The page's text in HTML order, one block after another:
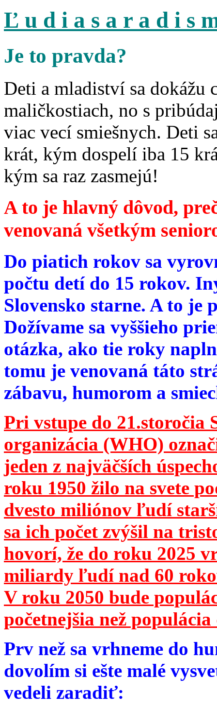
Ľ u d i a s a r a d i s
Je to pravda?
Deti a mladiství sa dokážu
maličkostiach, no s
viac vecí smiešnych. Deti
krát, kým dospelí iba 15
kým sa raz zasmejú!
A to je hlavný dôvod,
venovaná všetkým
Do piatich rokov sa
počtu detí do 15 rokov.
Slovensko starne. A to je
Dožívame sa vyššieho
otázka, ako tie roky
tomu je venovaná táto
zábavu, humorom a
Pri vstupe do 21.storočia
organizácia (WHO)
jeden z najväčších
roku 1950 žilo na svete
dvesto miliónov ľudí
sa ich počet zvýšil na
hovorí, že do roku 2025
miliardy ľudí nad 60
V roku 2050 bude
početnejšia než
Prv než sa vrhneme do
dovolím si ešte malé
vedeli zaradiť: